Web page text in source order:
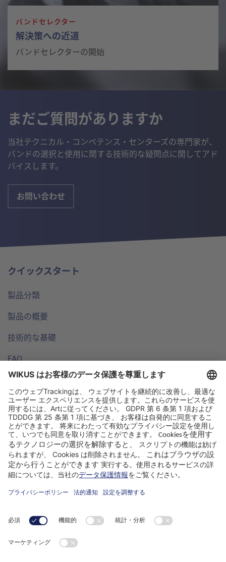
バンドセレクター
解決策への近道
バンドセレクターの開始
まだご質問がありますか
当社テクニカル・コンペテンス・センターズの専門家が、
バンドの選択と使用に関する技術的な疑問点に関してアド
バイスします。
お問い合わせ
クイックスタート
製品分類
製品の概要
技術的な基礎
FAQ
拠点
なぜWIKUSなのか
アドバイザー
会社
ParaMaster® App